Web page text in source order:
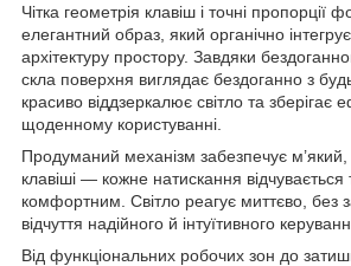
Чітка геометрія клавіш і точні пропорції
елегантний образ, який органічно
архітектуру простору. Завдяки
скла поверхня виглядає бездоганно з
красиво віддзеркалює світло та зберігає
щоденному користуванні.
Продуманий механізм забезпечує м’який,
клавіші — кожне натискання відчувається
комфортним. Світло реагує миттєво, без
відчуття надійного й інтуїтивного
Від функціональних робочих зон до